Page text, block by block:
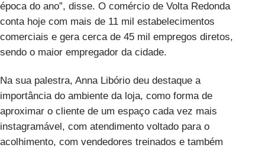
época do ano”, disse. O comércio de Volta Redonda
conta hoje com mais de 11 mil estabelecimentos
comerciais e gera cerca de 45 mil empregos diretos,
sendo o maior empregador da cidade.
Na sua palestra, Anna Libório deu destaque a
importância do ambiente da loja, como forma de
aproximar o cliente de um espaço cada vez mais
instagramável, com atendimento voltado para o
acolhimento, com vendedores treinados e também